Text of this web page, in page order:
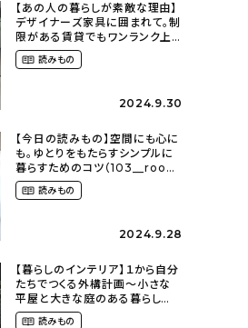
【あの人の暮らしが素敵な理由】
デザイナーズ家具に囲まれて。制
限がある賃貸でもワンランク上
のお部屋に〜狭くても好きな暮
らしのこと（_____chika708さ
読みもの
2024.9.30
【今日の読みもの】空間にも心に
も。ゆとりをもたらすシンプルに
暮らすためのコツ（103__room
さん）
読みもの
2024.9.28
【暮らしのインテリア】１から自分
たちでつくる外構計画〜小さな
平屋と大きな庭のある暮らし
（tsumikiniwaさん）
読みもの